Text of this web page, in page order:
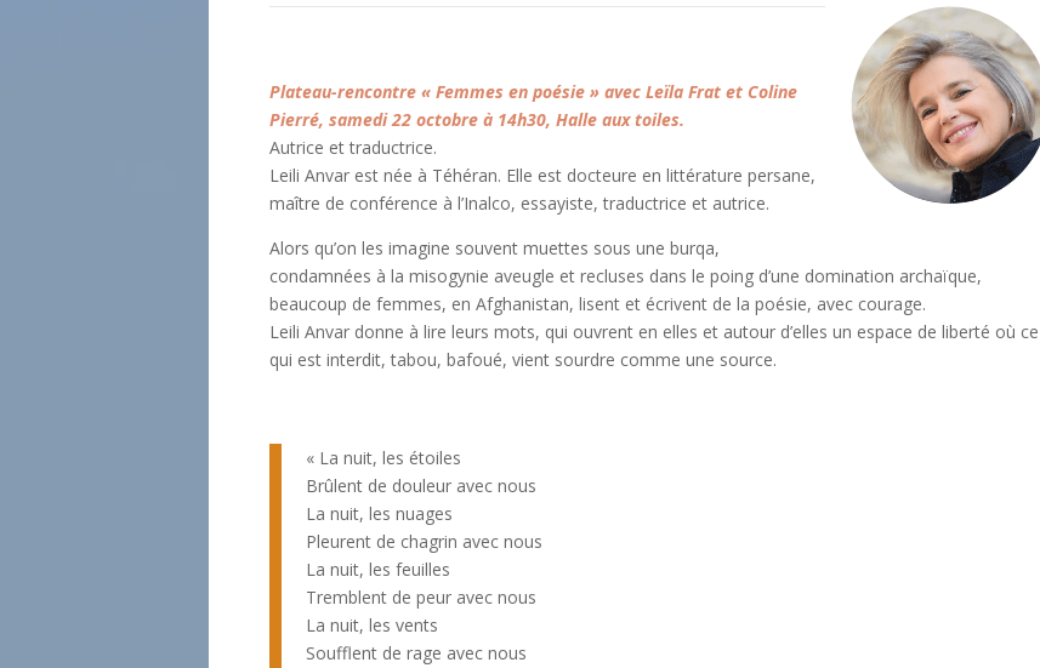
Plateau-rencontre « Femmes en poésie » avec Leïla Frat et Coline
Pierré, samedi 22 octobre à 14h30, Halle aux toiles.
Autrice et traductrice.
Leili Anvar est née à Téhéran. Elle est docteure en littérature persane,
maître de conférence à l’Inalco, essayiste, traductrice et autrice.
Alors qu’on les imagine souvent muettes sous une burqa,
condamnées à la misogynie aveugle et recluses dans le poing d’une domination archaïque,
beaucoup de femmes, en Afghanistan, lisent et écrivent de la poésie, avec courage.
Leili Anvar donne à lire leurs mots, qui ouvrent en elles et autour d’elles un espace de liberté où ce
qui est interdit, tabou, bafoué, vient sourdre comme une source.
« La nuit, les étoiles
Brûlent de douleur avec nous
La nuit, les nuages
Pleurent de chagrin avec nous
La nuit, les feuilles
Tremblent de peur avec nous
La nuit, les vents
Soufflent de rage avec nous